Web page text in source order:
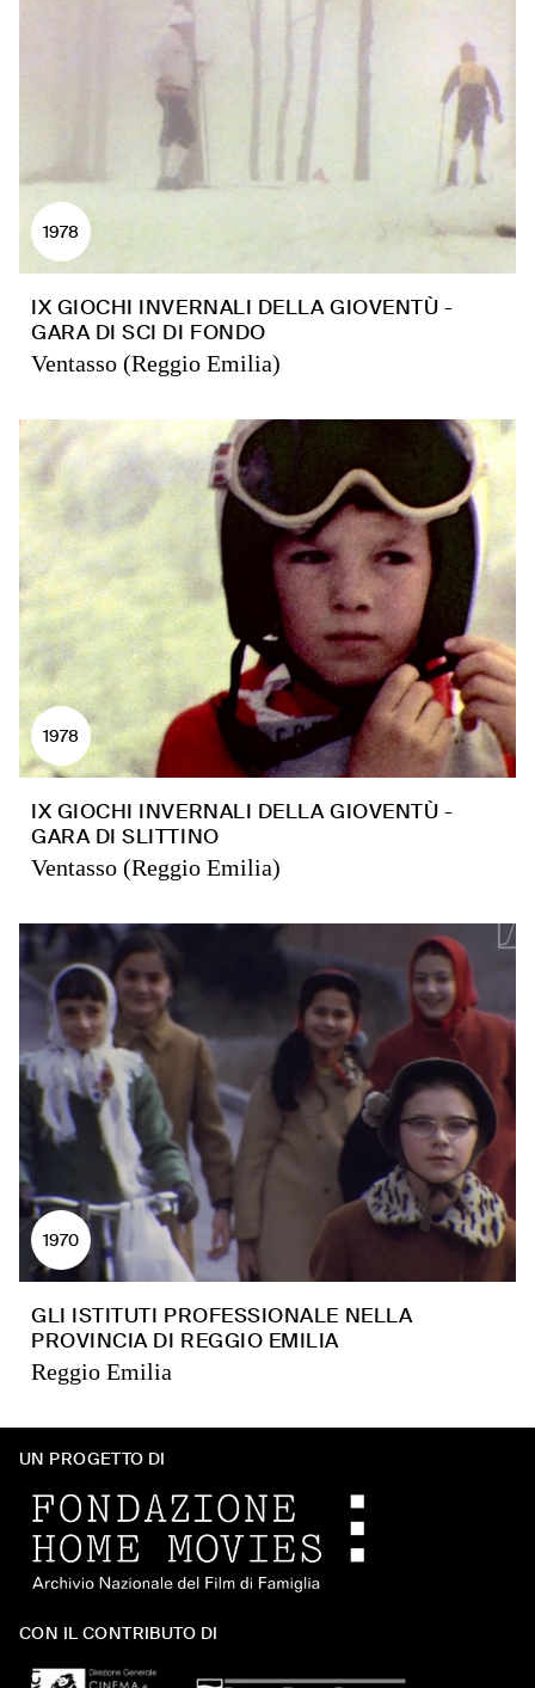
1978
IX GIOCHI INVERNALI DELLA GIOVENTÙ -
GARA DI SCI DI FONDO
Ventasso (Reggio Emilia)
1978
IX GIOCHI INVERNALI DELLA GIOVENTÙ -
GARA DI SLITTINO
Ventasso (Reggio Emilia)
1970
GLI ISTITUTI PROFESSIONALE NELLA
PROVINCIA DI REGGIO EMILIA
Reggio Emilia
UN PROGETTO DI
CON IL CONTRIBUTO DI